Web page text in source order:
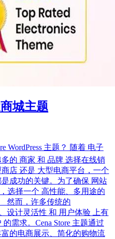
城主题
WordPress 主题？ 随着 电子
的 商家 和 品牌 选择在线销
店 还是 大型电商平台，一个
成功的关键。为了确保 网站
选择一个 高性能、多用途的
然而，许多传统的
设计灵活性 和 用户体验 上有
需求。Cena Store 主题通过
的电商展示、简化的购物流